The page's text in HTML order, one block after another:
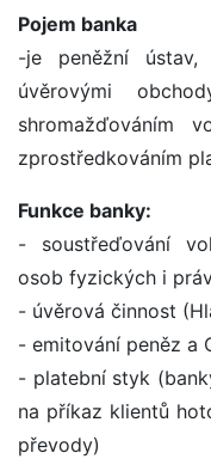
Pojem banka
-je peněžní
úvěrovými
shromažďováním
zprostředkováním
Funkce banky:
- soustřeďování
osob fyzických i
- úvěrová činnost
- emitování peněz a
- platební styk
na příkaz klientů
převody)